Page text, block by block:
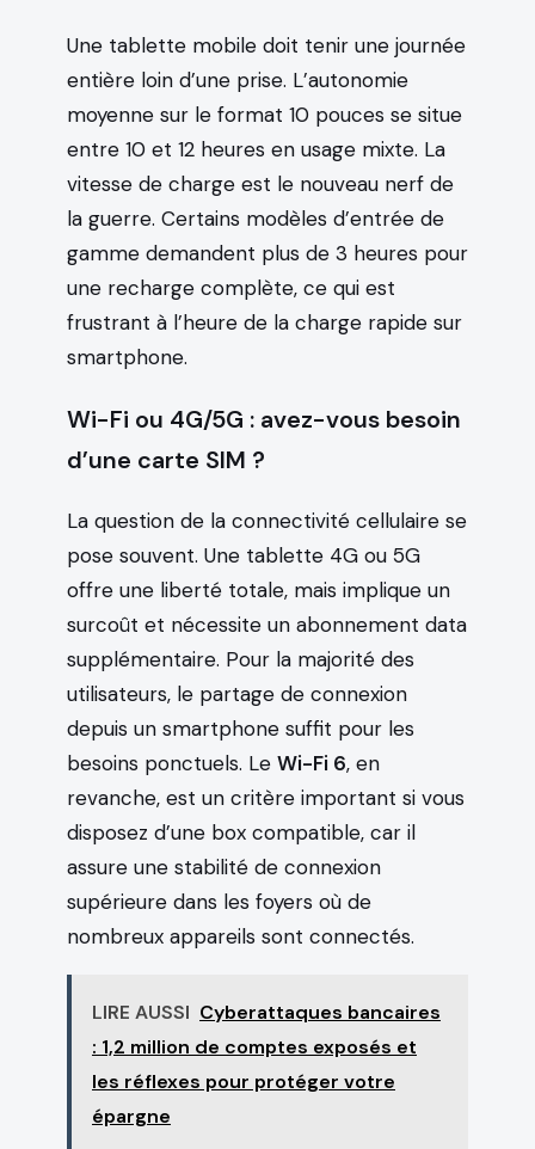
Une tablette mobile doit tenir une journée
entière loin d’une prise. L’autonomie
moyenne sur le format 10 pouces se situe
entre 10 et 12 heures en usage mixte. La
vitesse de charge est le nouveau nerf de
la guerre. Certains modèles d’entrée de
gamme demandent plus de 3 heures pour
une recharge complète, ce qui est
frustrant à l’heure de la charge rapide sur
smartphone.
Wi-Fi ou 4G/5G : avez-vous besoin
d’une carte SIM ?
La question de la connectivité cellulaire se
pose souvent. Une tablette 4G ou 5G
offre une liberté totale, mais implique un
surcoût et nécessite un abonnement data
supplémentaire. Pour la majorité des
utilisateurs, le partage de connexion
depuis un smartphone suffit pour les
besoins ponctuels. Le Wi-Fi 6, en
revanche, est un critère important si vous
disposez d’une box compatible, car il
assure une stabilité de connexion
supérieure dans les foyers où de
nombreux appareils sont connectés.
LIRE AUSSI Cyberattaques bancaires
: 1,2 million de comptes exposés et
les réflexes pour protéger votre
épargne